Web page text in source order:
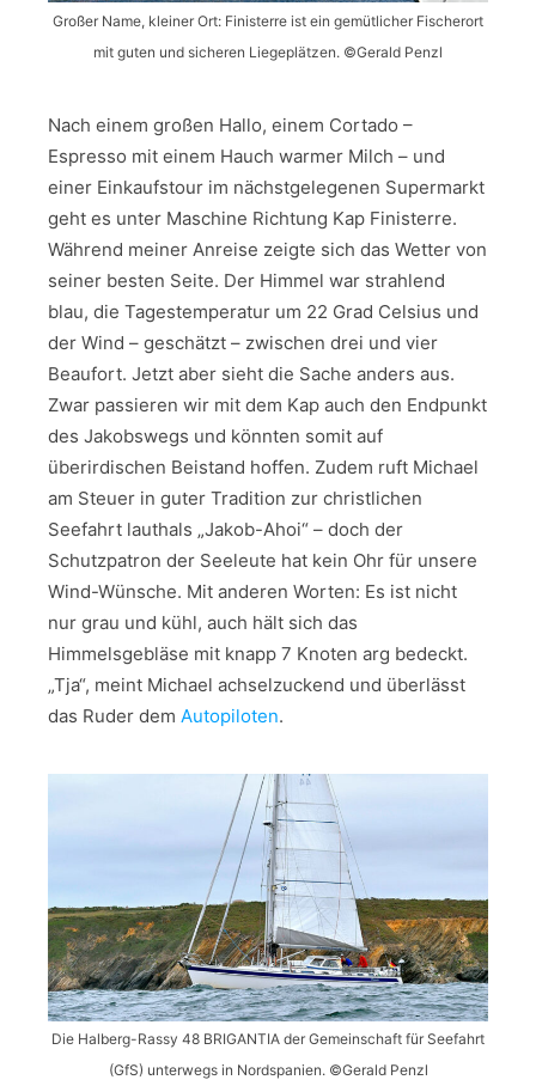
Großer Name, kleiner Ort: Finisterre ist ein gemütlicher Fischerort
mit guten und sicheren Liegeplätzen. ©Gerald Penzl
Nach einem großen Hallo, einem Cortado –
Espresso mit einem Hauch warmer Milch – und
einer Einkaufstour im nächstgelegenen Supermarkt
geht es unter Maschine Richtung Kap Finisterre.
Während meiner Anreise zeigte sich das Wetter von
seiner besten Seite. Der Himmel war strahlend
blau, die Tagestemperatur um 22 Grad Celsius und
der Wind – geschätzt – zwischen drei und vier
Beaufort. Jetzt aber sieht die Sache anders aus.
Zwar passieren wir mit dem Kap auch den Endpunkt
des Jakobswegs und könnten somit auf
überirdischen Beistand hoffen. Zudem ruft Michael
am Steuer in guter Tradition zur christlichen
Seefahrt lauthals „Jakob-Ahoi“ – doch der
Schutzpatron der Seeleute hat kein Ohr für unsere
Wind-Wünsche. Mit anderen Worten: Es ist nicht
nur grau und kühl, auch hält sich das
Himmelsgebläse mit knapp 7 Knoten arg bedeckt.
„Tja“, meint Michael achselzuckend und überlässt
das Ruder dem Autopiloten.
Die Halberg-Rassy 48 BRIGANTIA der Gemeinschaft für Seefahrt
(GfS) unterwegs in Nordspanien. ©Gerald Penzl